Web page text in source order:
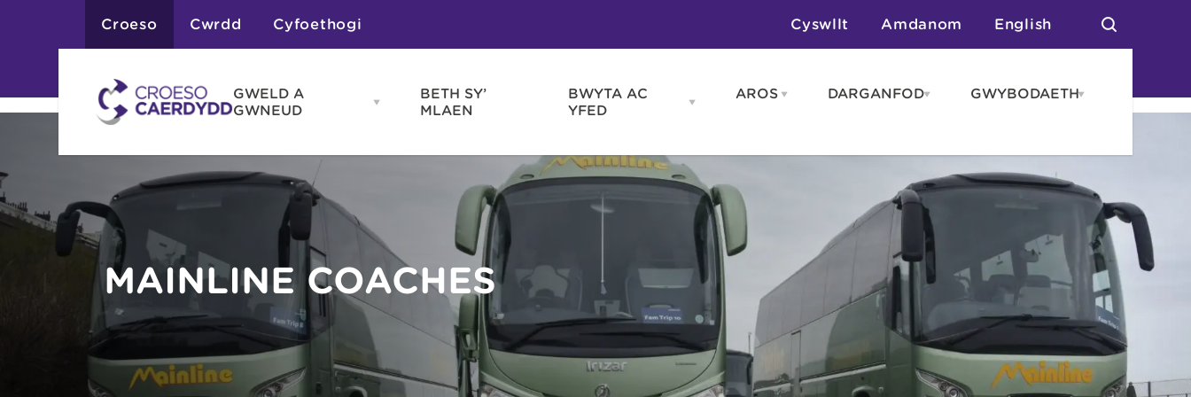
Croeso Cwrdd Cyfoethogi Cyswllt Amdanom English
GWELD A
GWNEUD
Open
GWNEUD
Atyniadau
Gweithgareddau
Adloniant
Chwaraeon
Siopa
Teithiau a Golygfeydd
BETH SY’
MLAEN
BWYTA AC
YFED
Open
YFED
menu
Blas ar Gymru
Bwytai
Tafarndai a Bariau
AROS Open
Carafanau a Gwersylla
Rhagor o Leoedd
DARGANFODOpen
GWYBODAETHOpen
MAINLINE COACHES